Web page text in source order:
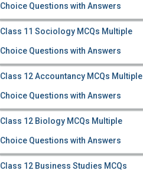
Choice Questions with Answers
Class 11 Sociology MCQs Multiple
Choice Questions with Answers
Class 12 Accountancy MCQs Multiple
Choice Questions with Answers
Class 12 Biology MCQs Multiple
Choice Questions with Answers
Class 12 Business Studies MCQs